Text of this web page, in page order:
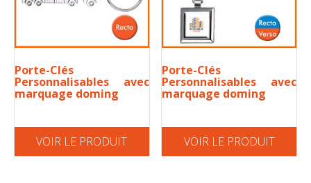
Porte-Clés
Personnalisables avec
marquage doming
VOIR LE PRODUIT
Porte-Clés
Personnalisables avec
marquage doming
VOIR LE PRODUIT